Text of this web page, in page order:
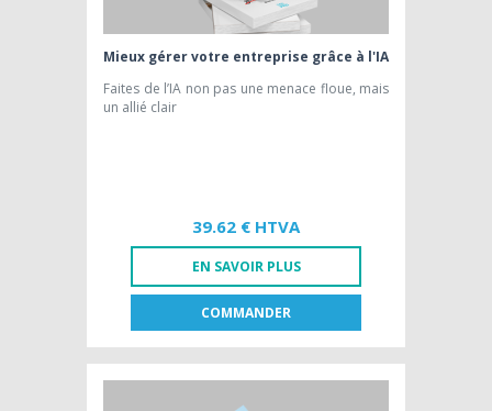
Mieux gérer votre entreprise grâce à l'IA
Faites de l’IA non pas une menace floue, mais
un allié clair
39.62 € HTVA
EN SAVOIR PLUS
COMMANDER
NL